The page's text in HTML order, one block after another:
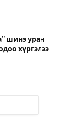
шинэ уран
хүргэлээ